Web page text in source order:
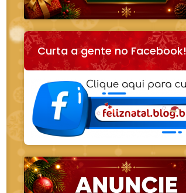
Curta a gente no Facebook!